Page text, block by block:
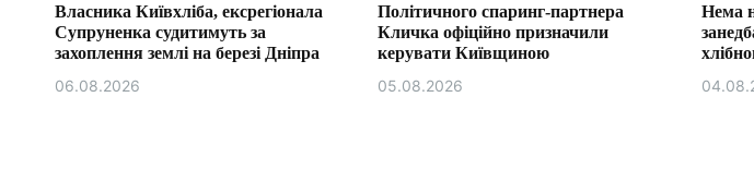
Власника Київхліба, ексрегіонала
Супруненка судитимуть за
захоплення землі на березі Дніпра
06.08.2026
Політичного спаринг-партнера
Кличка офіційно призначили
керувати Київщиною
05.08.2026
Нема